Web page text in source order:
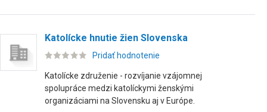
Katolícke hnutie žien Slovenska
Pridať hodnotenie
Katolícke združenie - rozvíjanie vzájomnej
spolupráce medzi katolíckymi ženskými
organizáciami na Slovensku aj v Európe.